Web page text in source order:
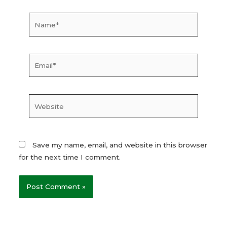
Save my name, email, and website in this browser
for the next time I comment.